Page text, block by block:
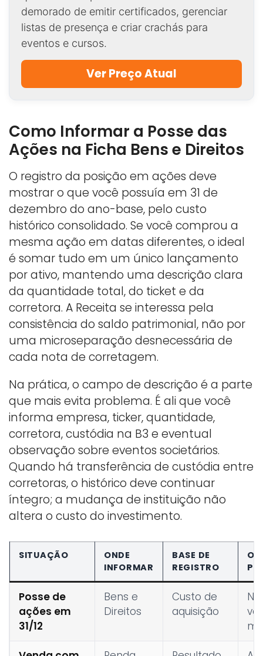
demorado de emitir certificados, gerenciar
listas de presença e criar crachás para
eventos e cursos.
Ver Preço Atual
Como Informar a Posse das
Ações na Ficha Bens e Direitos
O registro da posição em ações deve
mostrar o que você possuía em 31 de
dezembro do ano-base, pelo custo
histórico consolidado. Se você comprou a
mesma ação em datas diferentes, o ideal
é somar tudo em um único lançamento
por ativo, mantendo uma descrição clara
da quantidade total, do ticket e da
corretora. A Receita se interessa pela
consistência do saldo patrimonial, não por
uma microseparação desnecessária de
cada nota de corretagem.
Na prática, o campo de descrição é a parte
que mais evita problema. É ali que você
informa empresa, ticker, quantidade,
corretora, custódia na B3 e eventual
observação sobre eventos societários.
Quando há transferência de custódia entre
corretoras, o histórico deve continuar
íntegro; a mudança de instituição não
altera o custo do investimento.
SITUAÇÃO
ONDE
INFORMAR
BASE DE
REGISTRO
Posse de
ações em
31/12
Bens e
Direitos
Custo de
aquisição